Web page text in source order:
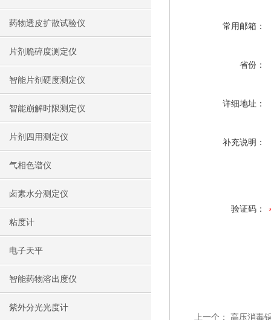
药物透皮扩散试验仪
片剂脆碎度测定仪
智能片剂硬度测定仪
智能崩解时限测定仪
片剂四用测定仪
气相色谱仪
卤素水分测定仪
粘度计
电子天平
智能药物溶出度仪
紫外分光光度计
常用邮箱：
省份：
详细地址：
补充说明：
验证码：
上一个： 高压消毒